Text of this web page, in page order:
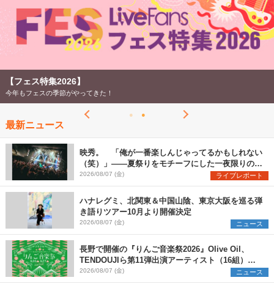
【フェス特集2026】
今年もフェスの季節がやってきた！
最新ニュース
映秀。 「俺が一番楽しんじゃってるかもしれない
（笑）」――夏祭りをモチーフにした一夜限りのス
ペシャルライブ『色祭』レポート
2026/08/07 (金) ライブレポート
ハナレグミ、北関東＆中国山陰、東京大阪を巡る弾
き語りツアー10月より開催決定
2026/08/07 (金) ニュース
長野で開催の『りんご音楽祭2026』Olive Oil、
TENDOUJIら第11弾出演アーティスト（16組）を
発表
2026/08/07 (金) ニュース